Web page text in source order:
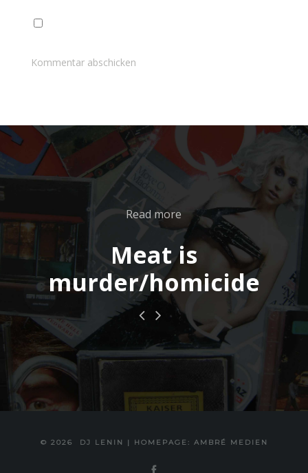
Read more
Meat is
murder/homicide
© 2026 DJ LENIN | HOMEPAGE: AMBRÉ MEDIEN